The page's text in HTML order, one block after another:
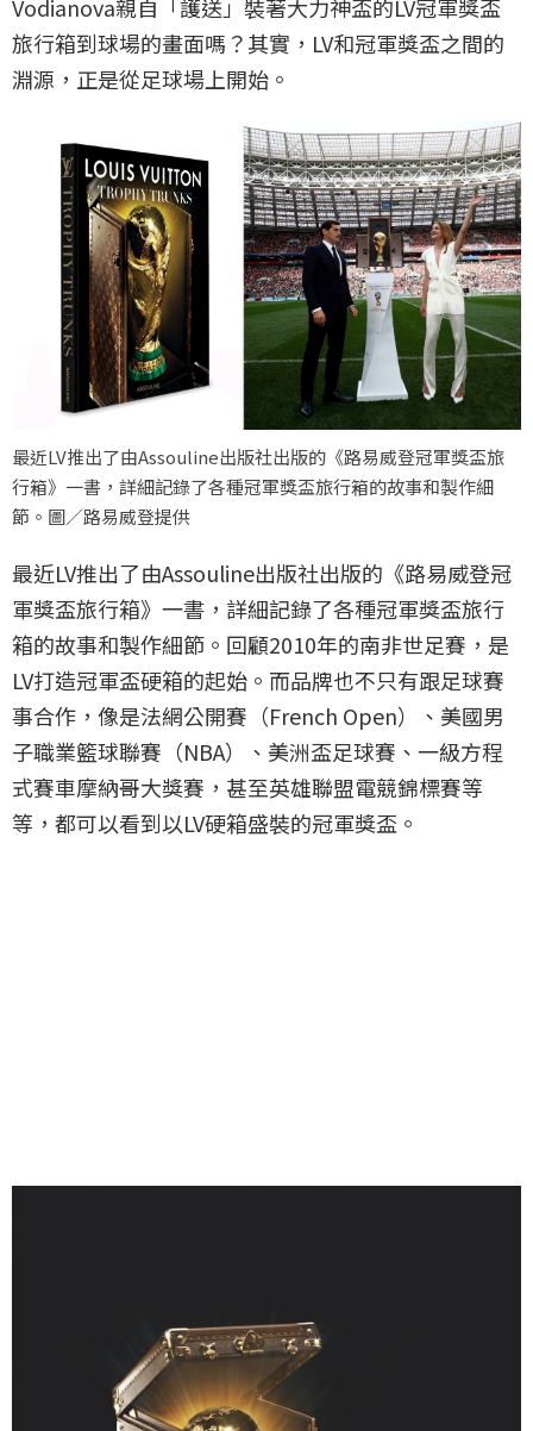
Vodianova親自「護送」裝著大力神盃的LV冠軍獎盃
旅行箱到球場的畫面嗎？其實，LV和冠軍獎盃之間的
淵源，正是從足球場上開始。
最近LV推出了由Assouline出版社出版的《路易威登冠軍獎盃旅
行箱》一書，詳細記錄了各種冠軍獎盃旅行箱的故事和製作細
節。圖／路易威登提供
最近LV推出了由Assouline出版社出版的《路易威登冠
軍獎盃旅行箱》一書，詳細記錄了各種冠軍獎盃旅行
箱的故事和製作細節。回顧2010年的南非世足賽，是
LV打造冠軍盃硬箱的起始。而品牌也不只有跟足球賽
事合作，像是法網公開賽（French Open）、美國男
子職業籃球聯賽（NBA）、美洲盃足球賽、一級方程
式賽車摩納哥大獎賽，甚至英雄聯盟電競錦標賽等
等，都可以看到以LV硬箱盛裝的冠軍獎盃。